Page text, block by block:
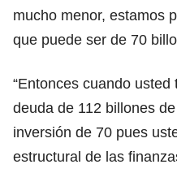
mucho menor, estamos
que puede ser de 70
“Entonces cuando
deuda de 112 billones
inversión de 70 pues
estructural de las